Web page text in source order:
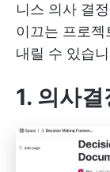
니스 의사 결
이끄는 프로
내릴 수 있습
1. 의사